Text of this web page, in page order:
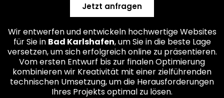
Jetzt anfragen
Wir entwerfen und entwickeln hochwertige Websites
für Sie in Bad Karlshafen, um Sie in die beste Lage
versetzen, um sich erfolgreich online zu präsentieren.
Vom ersten Entwurf bis zur finalen Optimierung
kombinieren wir Kreativität mit einer zielführenden
technischen Umsetzung, um die Herausforderungen
Ihres Projekts optimal zu lösen.